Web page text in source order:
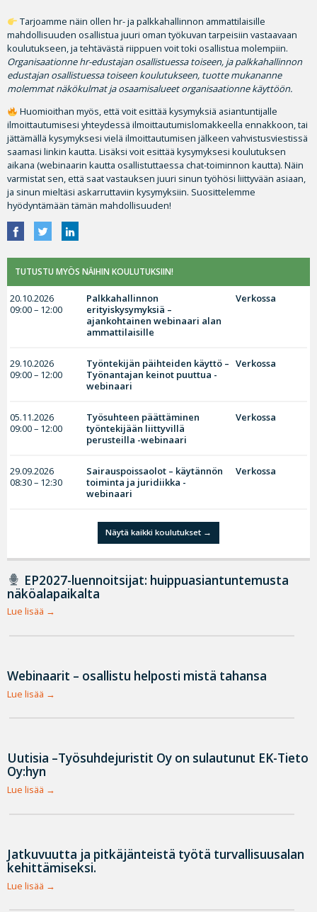
Tarjoamme näin ollen hr- ja palkkahallinnon ammattilaisille
mahdollisuuden osallistua juuri oman työkuvan tarpeisiin vastaavaan
koulutukseen, ja tehtävästä riippuen voit toki osallistua molempiin.
Organisaationne hr-edustajan osallistuessa toiseen, ja palkkahallinnon
edustajan osallistuessa toiseen koulutukseen, tuotte mukananne
molemmat näkökulmat ja osaamisalueet organisaationne käyttöön.
Huomioithan myös, että voit esittää kysymyksiä asiantuntijalle
ilmoittautumisesi yhteydessä ilmoittautumislomakkeella ennakkoon, tai
jättämällä kysymyksesi vielä ilmoittautumisen jälkeen vahvistusviestissä
saamasi linkin kautta. Lisäksi voit esittää kysymyksesi koulutuksen
aikana (webinaarin kautta osallistuttaessa chat-toiminnon kautta). Näin
varmistat sen, että saat vastauksen juuri sinun työhösi liittyvään asiaan,
ja sinun mieltäsi askarruttaviin kysymyksiin. Suosittelemme
hyödyntämään tämän mahdollisuuden!
TUTUSTU MYÖS NÄIHIN KOULUTUKSIIN!
20.10.2026
09:00 – 12:00
Palkkahallinnon
erityiskysymyksiä –
ajankohtainen webinaari alan
ammattilaisille
Verkossa
29.10.2026
09:00 – 12:00
Työntekijän päihteiden käyttö –
Työnantajan keinot puuttua -
webinaari
Verkossa
05.11.2026
09:00 – 12:00
Työsuhteen päättäminen
työntekijään liittyvillä
perusteilla -webinaari
Verkossa
29.09.2026
08:30 – 12:30
Sairauspoissaolot – käytännön
toiminta ja juridiikka -
webinaari
Verkossa
Näytä kaikki koulutukset
EP2027-luennoitsijat: huippuasiantuntemusta
näköalapaikalta
Lue lisää
Webinaarit – osallistu helposti mistä tahansa
Lue lisää
Uutisia –Työsuhdejuristit Oy on sulautunut EK-Tieto
Oy:hyn
Lue lisää
Jatkuvuutta ja pitkäjänteistä työtä turvallisuusalan
kehittämiseksi.
Lue lisää